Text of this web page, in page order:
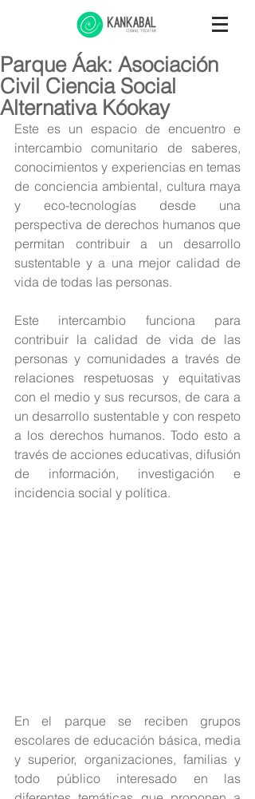
Parque Áak: Asociación
Civil Ciencia Social
Alternativa Kóokay
Este es un espacio de encuentro e
intercambio comunitario de saberes,
conocimientos y experiencias en temas
de conciencia ambiental, cultura maya
y eco-tecnologías desde una
perspectiva de derechos humanos que
permitan contribuir a un desarrollo
sustentable y a una mejor calidad de
vida de todas las personas.
Este intercambio funciona para
contribuir la calidad de vida de las
personas y comunidades a través de
relaciones respetuosas y equitativas
con el medio y sus recursos, de cara a
un desarrollo sustentable y con respeto
a los derechos humanos. Todo esto a
través de acciones educativas, difusión
de información, investigación e
incidencia social y política.
En el parque se reciben grupos
escolares de educación básica, media
y superior, organizaciones, familias y
todo público interesado en las